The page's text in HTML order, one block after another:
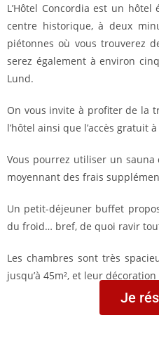
L’Hôtel Concordia est un
centre historique, à deux
piétonnes où vous trouverez
serez également à environ
Lund.
On vous invite à profiter de la
l’hôtel ainsi que l’accès gratuit
Vous pourrez utiliser un sauna
moyennant des frais
Un petit-déjeuner buffet
du froid… bref, de quoi ravir
Les chambres sont très
jusqu’à 45m², et leur
Je